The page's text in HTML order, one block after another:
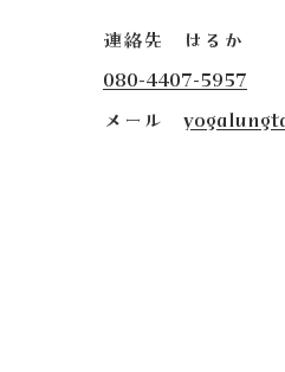
連絡先 はるか
080-4407-5957
​メール